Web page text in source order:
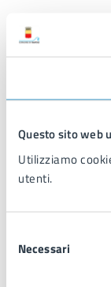
Questo sito web
Utilizziamo
utenti.
delNecessari